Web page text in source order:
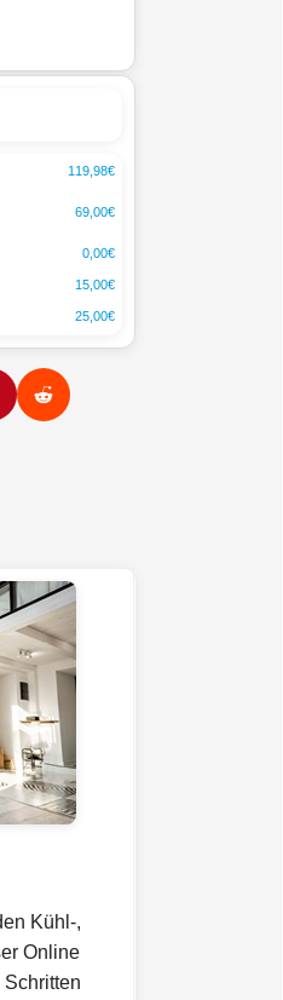
119,98€
69,00€
0,00€
15,00€
25,00€
Kühl-,
Online